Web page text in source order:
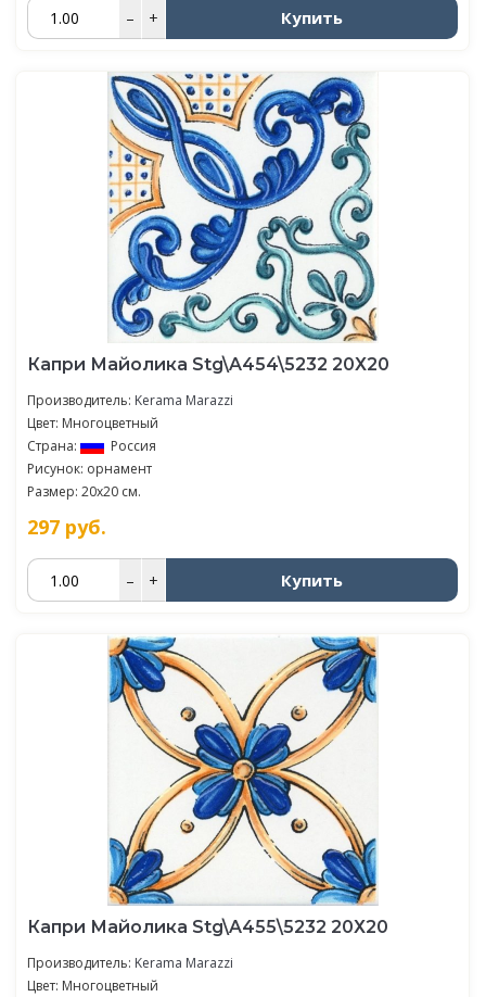
– + Купить
Капри Майолика Stg\A454\5232 20Х20
Производитель: Kerama Marazzi
Цвет: Многоцветный
Страна:
Россия
Рисунок: орнамент
Размер: 20x20 см.
297 руб.
– + Купить
Капри Майолика Stg\A455\5232 20Х20
Производитель: Kerama Marazzi
Цвет: Многоцветный